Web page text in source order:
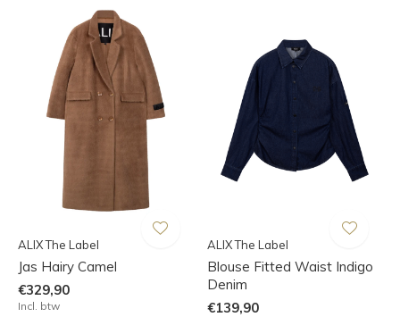
ALIX The Label
Jas Hairy Camel
€329,90
Incl. btw
ALIX The Label
Blouse Fitted Waist Indigo
Denim
€139,90